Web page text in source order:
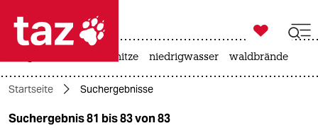
 taz zahl ich
taz zahl ich
themen

taz zahl ich
hitze niedrigwasser waldbrände
Startseite Suchergebnisse
Suchergebnis 81 bis 83 von 83